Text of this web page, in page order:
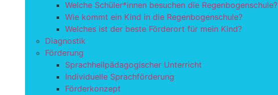
Welche Schüler*innen besuchen die Regenbogenschule?
Wie kommt ein Kind in die Regenbogenschule?
Welches ist der beste Förderort für mein Kind?
Diagnostik
Förderung
Sprachheilpädagogischer Unterricht
Individuelle Sprachförderung
Förderkonzept